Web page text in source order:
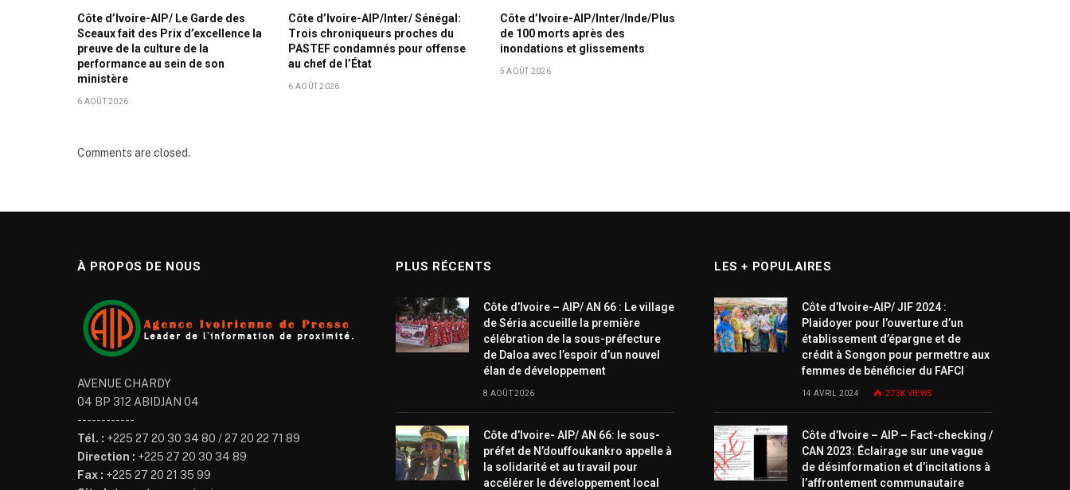
Côte d’Ivoire-AIP/ Le Garde des
Sceaux fait des Prix d’excellence la
preuve de la culture de la
performance au sein de son
ministère
6 AOÛT 2026
Côte d’Ivoire-AIP/Inter/ Sénégal:
Trois chroniqueurs proches du
PASTEF condamnés pour offense
au chef de l’État
6 AOÛT 2026
Côte d’Ivoire-AIP/Inter/Inde/Plus
de 100 morts après des
inondations et glissements
5 AOÛT 2026
Comments are closed.
À PROPOS DE NOUS
AVENUE CHARDY
04 BP 312 ABIDJAN 04
------------
Tél. : +225 27 20 30 34 80 / 27 20 22 71 89
Direction : +225 27 20 30 34 89
Fax : +225 27 20 21 35 99
PLUS RÉCENTS
Côte d’Ivoire – AIP/ AN 66 : Le village
de Séria accueille la première
célébration de la sous-préfecture
de Daloa avec l’espoir d’un nouvel
élan de développement
8 AOÛT 2026
Côte d’Ivoire- AIP/ AN 66: le sous-
préfet de N’douffoukankro appelle à
la solidarité et au travail pour
accélérer le développement local
LES + POPULAIRES
Côte d’Ivoire-AIP/ JIF 2024 :
Plaidoyer pour l’ouverture d’un
établissement d’épargne et de
crédit à Songon pour permettre aux
femmes de bénéficier du FAFCI
14 AVRIL 2024 273KVIEWS
Côte d’Ivoire – AIP – Fact-checking /
CAN 2023: Éclairage sur une vague
de désinformation et d’incitations à
l’affrontement communautaire